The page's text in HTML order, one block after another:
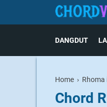
DANGDUT
Home › Rhoma
Chord